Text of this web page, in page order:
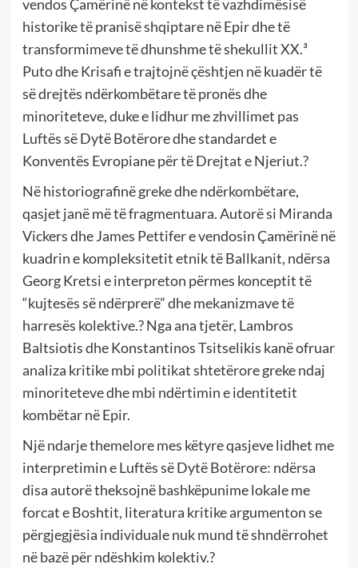
vendos Çamërinë në kontekst të vazhdimësisë
historike të pranisë shqiptare në Epir dhe të
transformimeve të dhunshme të shekullit XX.³
Puto dhe Krisafi e trajtojnë çështjen në kuadër të
së drejtës ndërkombëtare të pronës dhe
minoriteteve, duke e lidhur me zhvillimet pas
Luftës së Dytë Botërore dhe standardet e
Konventës Evropiane për të Drejtat e Njeriut.?
Në historiografinë greke dhe ndërkombëtare,
qasjet janë më të fragmentuara. Autorë si Miranda
Vickers dhe James Pettifer e vendosin Çamërinë në
kuadrin e kompleksitetit etnik të Ballkanit, ndërsa
Georg Kretsi e interpreton përmes konceptit të
“kujtesës së ndërprerë” dhe mekanizmave të
harresës kolektive.? Nga ana tjetër, Lambros
Baltsiotis dhe Konstantinos Tsitselikis kanë ofruar
analiza kritike mbi politikat shtetërore greke ndaj
minoriteteve dhe mbi ndërtimin e identitetit
kombëtar në Epir.
Një ndarje themelore mes këtyre qasjeve lidhet me
interpretimin e Luftës së Dytë Botërore: ndërsa
disa autorë theksojnë bashkëpunime lokale me
forcat e Boshtit, literatura kritike argumenton se
përgjegjësia individuale nuk mund të shndërrohet
në bazë për ndëshkim kolektiv.?